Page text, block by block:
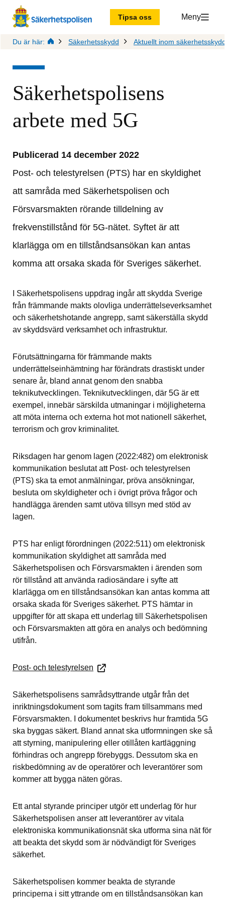
Tipsa oss Meny
Du är här: Säkerhetsskydd Aktuellt inom
Säkerhetspolisens
arbete med 5G
Publicerad 14 december 2022
Post- och telestyrelsen (PTS) har en skyldighet
att samråda med Säkerhetspolisen och
Försvarsmakten rörande tilldelning av
frekvenstillstånd för 5G-nätet. Syftet är att
klarlägga om en tillståndsansökan kan antas
komma att orsaka skada för Sveriges säkerhet.
I Säkerhetspolisens uppdrag ingår att skydda Sverige
från främmande makts olovliga underrättelseverksamhet
och säkerhetshotande angrepp, samt säkerställa skydd
av skyddsvärd verksamhet och infrastruktur.
Förutsättningarna för främmande makts
underrättelseinhämtning har förändrats drastiskt under
senare år, bland annat genom den snabba
teknikutvecklingen. Teknikutvecklingen, där 5G är ett
exempel, innebär särskilda utmaningar i möjligheterna
att möta interna och externa hot mot nationell säkerhet,
terrorism och grov kriminalitet.
Riksdagen har genom lagen (2022:482) om elektronisk
kommunikation beslutat att Post- och telestyrelsen
(PTS) ska ta emot anmälningar, pröva ansökningar,
besluta om skyldigheter och i övrigt pröva frågor och
handlägga ärenden samt utöva tillsyn med stöd av
lagen.
PTS har enligt förordningen (2022:511) om elektronisk
kommunikation skyldighet att samråda med
Säkerhetspolisen och Försvarsmakten i ärenden som
rör tillstånd att använda radiosändare i syfte att
klarlägga om en tillståndsansökan kan antas komma att
orsaka skada för Sveriges säkerhet. PTS hämtar in
uppgifter för att skapa ett underlag till Säkerhetspolisen
och Försvarsmakten att göra en analys och bedömning
utifrån.
Post- och telestyrelsen
Säkerhetspolisens samrådsyttrande utgår från det
inriktningsdokument som tagits fram tillsammans med
Försvarsmakten. I dokumentet beskrivs hur framtida 5G
ska byggas säkert. Bland annat ska utformningen ske så
att styrning, manipulering eller otillåten kartläggning
förhindras och angrepp förebyggs. Dessutom ska en
riskbedömning av de operatörer och leverantörer som
kommer att bygga näten göras.
Ett antal styrande principer utgör ett underlag för hur
Säkerhetspolisen anser att leverantörer av vitala
elektroniska kommunikationsnät ska utforma sina nät för
att beakta det skydd som är nödvändigt för Sveriges
säkerhet.
Säkerhetspolisen kommer beakta de styrande
principerna i sitt yttrande om en tillståndsansökan kan